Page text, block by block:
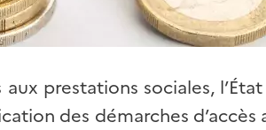
prestations sociales,
des démarches d’accès